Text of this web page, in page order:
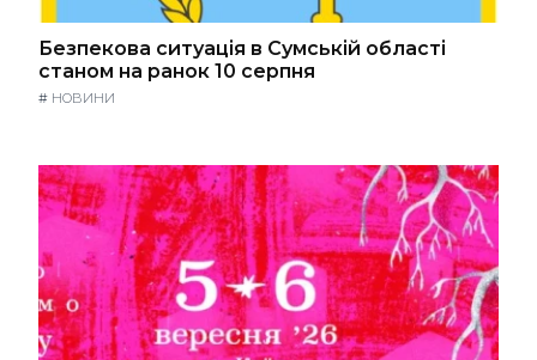
Безпекова ситуація в Сумській області
станом на ранок 10 серпня
# НОВИНИ